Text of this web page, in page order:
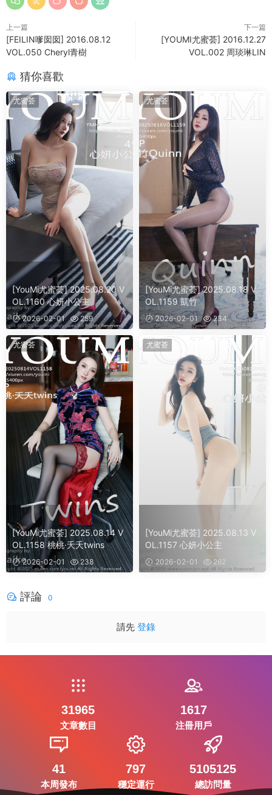
上一篇
[FEILIN嗲囡囡] 2016.08.12
VOL.050 Cheryl青樹
下一篇
[YOUMI尤蜜荟] 2016.12.27
VOL.002 周琰琳LIN
猜你喜歡
尤蜜荟
[YouMi尤蜜荟] 2025.08.20 V
OL.1160 心妍小公主
2026-02-01 259
尤蜜荟
[YouMi尤蜜荟] 2025.08.18 V
OL.1159 凱竹
2026-02-01 234
尤蜜荟
[YouMi尤蜜荟] 2025.08.14 V
OL.1158 桃桃·夭夭twins
2026-02-01 238
尤蜜荟
[YouMi尤蜜荟] 2025.08.13 V
OL.1157 心妍小公主
2026-02-01 262
評論 0
請先 登錄
31965
文章數目
1617
注冊用戶
41
本周發布
797
穩定運行
5105125
總訪問量